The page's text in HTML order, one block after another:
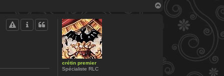
H
a
crétin premier
Spécialiste RLC